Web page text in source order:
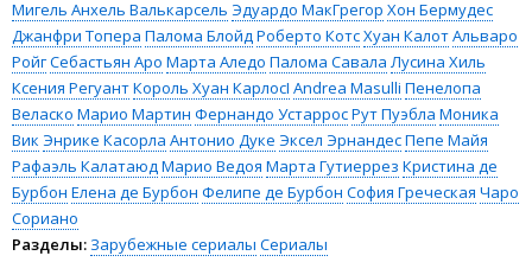
Мигель Анхель Валькарсель Эдуардо МакГрегор Хон Бермудес
Джанфри Топера Палома БлойдРоберто КотсХуан КалотАльваро
РойгСебастьян Аро Марта Аледо Палома Савала Лусина Хиль
Ксения РегуантКороль Хуан КарлосI Andrea Masulli Пенелопа
Веласко Марио Мартин Фернандо УстарросРут Пуэбла Моника
Вик Энрике Касорла Антонио Дуке Эксел ЭрнандесПепе Майя
Рафаэль КалатаюдМарио Ведоя Марта Гутиеррез Кристина де
Бурбон Елена де Бурбон Фелипе де Бурбон София Греческая Чаро
Сориано
Разделы: Зарубежные сериалы Сериалы